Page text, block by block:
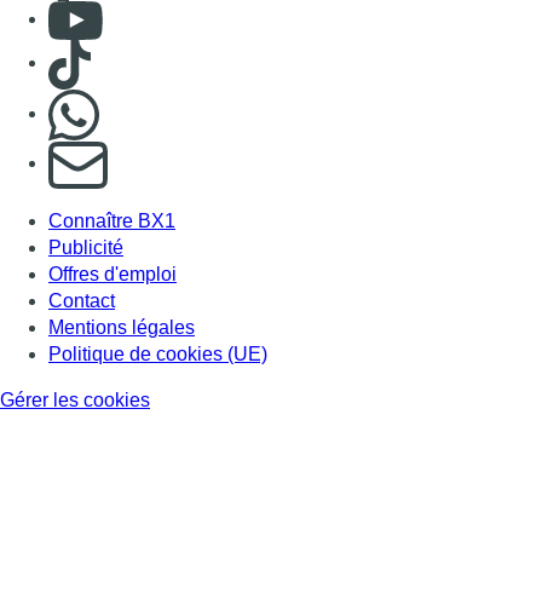
Consulter Youtube
Consulter TikTok
S'abonner à notre newsletter
Connaître BX1
Publicité
Offres d'emploi
Contact
Mentions légales
Politique de cookies (UE)
Gérer les cookies